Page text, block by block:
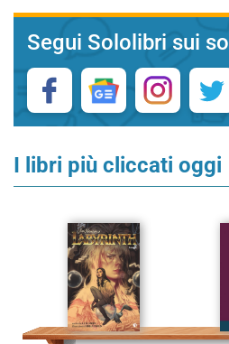
Segui Sololibri sui
I libri più cliccati oggi